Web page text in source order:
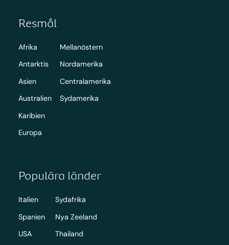
Resmål
Afrika
Antarktis
Asien
Australien
Karibien
Europa
Mellanöstern
Nordamerika
Centralamerika
Sydamerika
Populära länder
Italien
Spanien
USA
Sydafrika
Nya Zeeland
Thailand